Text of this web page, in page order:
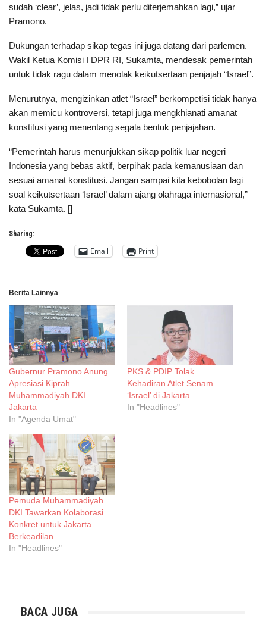
sudah ‘clear’, jelas, jadi tidak perlu diterjemahkan lagi,” ujar
Pramono.
Dukungan terhadap sikap tegas ini juga datang dari parlemen.
Wakil Ketua Komisi I DPR RI, Sukamta, mendesak pemerintah
untuk tidak ragu dalam menolak keikutsertaan penjajah “Israel”.
Menurutnya, mengizinkan atlet “Israel” berkompetisi tidak hanya
akan memicu kontroversi, tetapi juga mengkhianati amanat
konstitusi yang menentang segala bentuk penjajahan.
“Pemerintah harus menunjukkan sikap politik luar negeri
Indonesia yang bebas aktif, berpihak pada kemanusiaan dan
sesuai amanat konstitusi. Jangan sampai kita kebobolan lagi
soal keikutsertaan ‘Israel’ dalam ajang olahraga internasional,”
kata Sukamta. []
Sharing:
Email Print
Berita Lainnya
Gubernur Pramono Anung
Apresiasi Kiprah
Muhammadiyah DKI
Jakarta
In "Agenda Umat"
PKS & PDIP Tolak
Kehadiran Atlet Senam
‘Israel’ di Jakarta
In "Headlines"
Pemuda Muhammadiyah
DKI Tawarkan Kolaborasi
Konkret untuk Jakarta
Berkeadilan
In "Headlines"
BACA JUGA